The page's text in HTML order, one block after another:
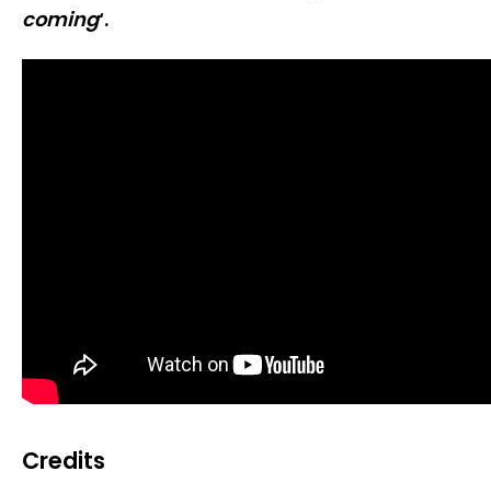
coming‘.
Credits